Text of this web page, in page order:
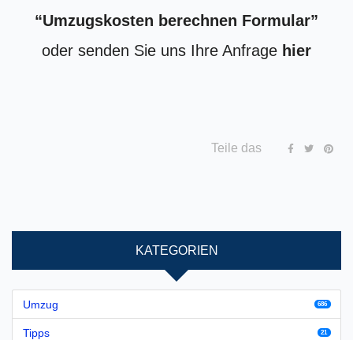
“Umzugskosten berechnen Formular”
oder senden Sie uns Ihre Anfrage hier
Teile das
KATEGORIEN
Umzug 686
Tipps 21